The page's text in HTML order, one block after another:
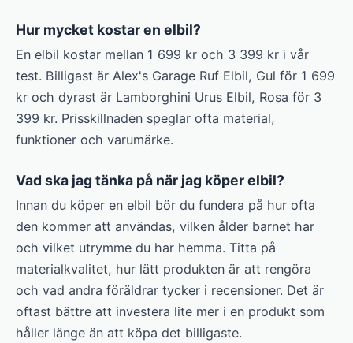
Hur mycket kostar en elbil?
En elbil kostar mellan 1 699 kr och 3 399 kr i vår
test. Billigast är Alex's Garage Ruf Elbil, Gul för 1 699
kr och dyrast är Lamborghini Urus Elbil, Rosa för 3
399 kr. Prisskillnaden speglar ofta material,
funktioner och varumärke.
Vad ska jag tänka på när jag köper elbil?
Innan du köper en elbil bör du fundera på hur ofta
den kommer att användas, vilken ålder barnet har
och vilket utrymme du har hemma. Titta på
materialkvalitet, hur lätt produkten är att rengöra
och vad andra föräldrar tycker i recensioner. Det är
oftast bättre att investera lite mer i en produkt som
håller länge än att köpa det billigaste.